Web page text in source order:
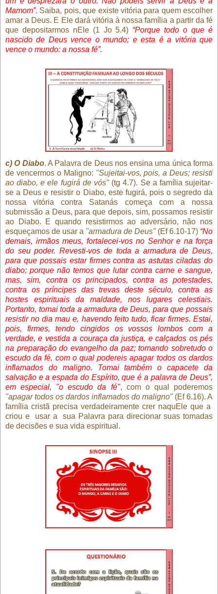
Mamom”. Saiba, pois, que existe vitória para quem escolher
amar a Deus. E Ele dará vitória à nossa família a partir da fé
que depositarmos nEle (1 Jo 5.4) “Porque todo o que é
nascido de Deus vence o mundo; e esta é a vitória que
vence o mundo: a nossa fé”.
c) O Diabo. A Palavra de Deus nos ensina uma única forma
de vencermos o Maligno: "Sujeitai-vos, pois, a Deus; resisti
ao diabo, e ele fugirá de vós"(tg 4.7). Se a família sujeitar-
se a Deus e resistir o Diabo, este fugirá, pois o segredo da
nossa vitória contra Satanás começa com a nossa
submissão a Deus, para que depois, sim, possamos resistir
ao Diabo. E quando resistirmos ao adversário, não nos
esqueçamos de usar a "armadura de Deus"(Ef 6.10-17) “No
demais, irmãos meus, fortalecei-vos no Senhor e na força
do seu poder. Revesti-vos de toda a armadura de Deus,
para que possais estar firmes contra as astutas ciladas do
diabo; porque não temos que lutar contra carne e sangue,
mas, sim, contra os principados, contra as potestades,
contra os príncipes das trevas deste século, contra as
hostes espirituais da maldade, nos lugares celestiais.
Portanto, tomai toda a armadura de Deus, para que possais
resistir no dia mau e, havendo feito tudo, ficar firmes. Estai,
pois, firmes, tendo cingidos os vossos lombos com a
verdade, e vestida a couraça da justiça, e calçados os pés
na preparação do evangelho da paz; tomando sobretudo o
escudo da fé, com o qual podereis apagar todos os dardos
inflamados do maligno. Tomai também o capacete da
salvação e a espada do Espírito, que é a palavra de Deus”,
em especial, "o escudo da fé", com o qual poderemos
"apagar todos os dardos inflamados do maligno"(Ef 6.16). A
família cristã precisa verdadeiramente crer naquEle que a
criou e
usar a
sua Palavra para direcionar suas tomadas
de decisões e sua vida espiritual.